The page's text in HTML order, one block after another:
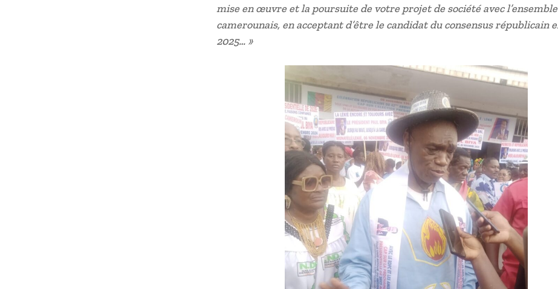
mise en œuvre et la poursuite de votre projet de société avec
camerounais, en acceptant d’être le candidat du consensus républicain
2025… »